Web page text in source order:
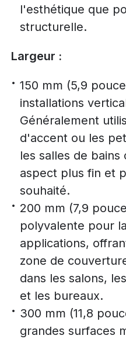
l'esthétique que
structurelle.
Largeur :
150 mm (5,9
installations
Généralement
d'accent ou les
les salles de
aspect plus fin et
souhaité.
200 mm (7,9
polyvalente pour
applications,
zone de
dans les salons,
et les bureaux.
300 mm (11,8
grandes surfaces